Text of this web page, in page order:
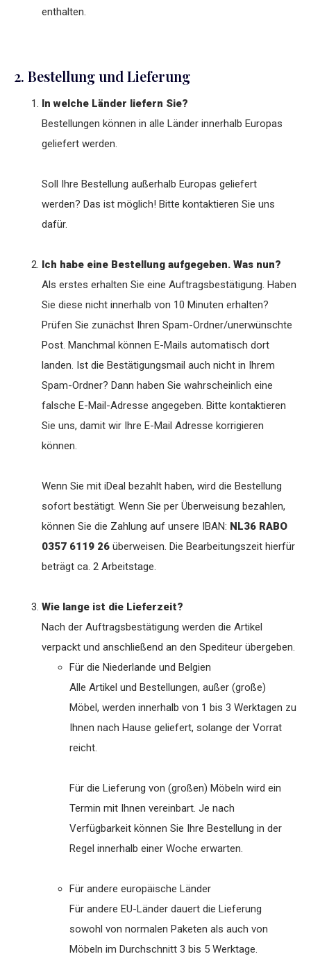
enthalten.
2. Bestellung und Lieferung
In welche Länder liefern Sie?
Bestellungen können in alle Länder innerhalb Europas
geliefert werden.
Soll Ihre Bestellung außerhalb Europas geliefert
werden? Das ist möglich! Bitte kontaktieren Sie uns
dafür.
Ich habe eine Bestellung aufgegeben. Was nun?
Als erstes erhalten Sie eine Auftragsbestätigung. Haben
Sie diese nicht innerhalb von 10 Minuten erhalten?
Prüfen Sie zunächst Ihren Spam-Ordner/unerwünschte
Post. Manchmal können E-Mails automatisch dort
landen. Ist die Bestätigungsmail auch nicht in Ihrem
Spam-Ordner? Dann haben Sie wahrscheinlich eine
falsche E-Mail-Adresse angegeben. Bitte kontaktieren
Sie uns, damit wir Ihre E-Mail Adresse korrigieren
können.
Wenn Sie mit iDeal bezahlt haben, wird die Bestellung
sofort bestätigt. Wenn Sie per Überweisung bezahlen,
können Sie die Zahlung auf unsere IBAN: NL36 RABO
0357 6119 26 überweisen. Die Bearbeitungszeit hierfür
beträgt ca. 2 Arbeitstage.
Wie lange ist die Lieferzeit?
Nach der Auftragsbestätigung werden die Artikel
verpackt und anschließend an den Spediteur übergeben.
Für die Niederlande und Belgien
Alle Artikel und Bestellungen, außer (große)
Möbel, werden innerhalb von 1 bis 3 Werktagen zu
Ihnen nach Hause geliefert, solange der Vorrat
reicht.
Für die Lieferung von (großen) Möbeln wird ein
Termin mit Ihnen vereinbart. Je nach
Verfügbarkeit können Sie Ihre Bestellung in der
Regel innerhalb einer Woche erwarten.
Für andere europäische Länder
Für andere EU-Länder dauert die Lieferung
sowohl von normalen Paketen als auch von
Möbeln im Durchschnitt 3 bis 5 Werktage.